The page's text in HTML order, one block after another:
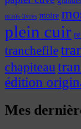
minis-livres moire
plein cuir
tranchefile
chapiteau
édition
Mes